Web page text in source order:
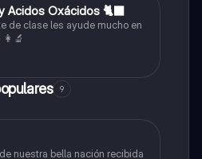
Acidos Oxácidos 🐈‍⬛
de clase les ayude mucho en
9
nuestra bella nación recibida